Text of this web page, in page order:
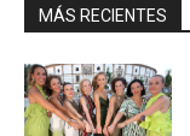
MÁS RECIENTES